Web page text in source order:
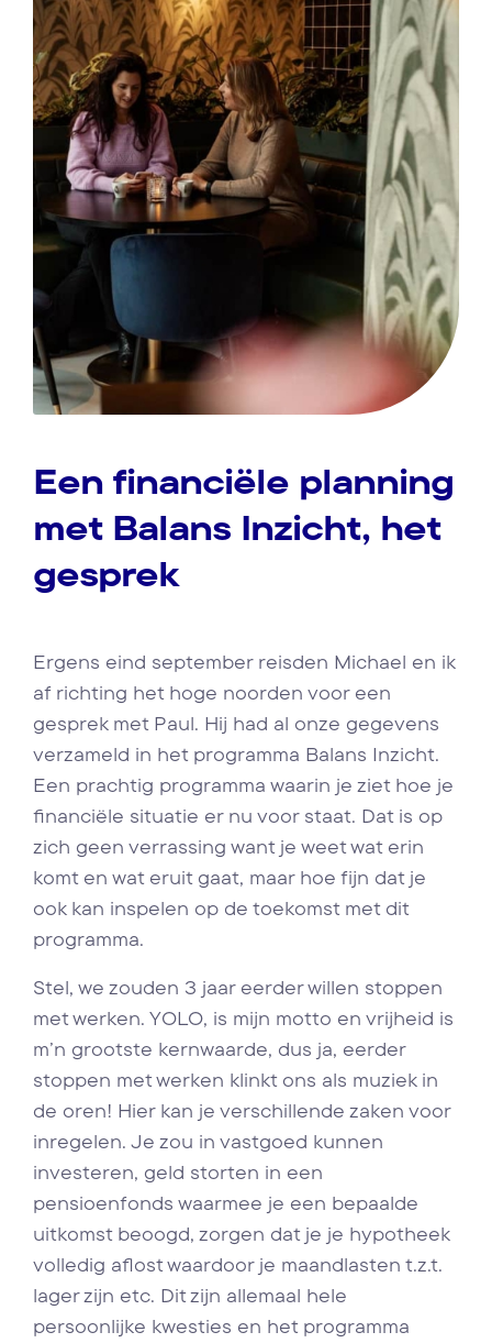
Een financiële planning
met Balans Inzicht, het
gesprek
Ergens eind september reisden Michael en ik
af richting het hoge noorden voor een
gesprek met Paul. Hij had al onze gegevens
verzameld in het programma Balans Inzicht.
Een prachtig programma waarin je ziet hoe je
financiële situatie er nu voor staat. Dat is op
zich geen verrassing want je weet wat erin
komt en wat eruit gaat, maar hoe fijn dat je
ook kan inspelen op de toekomst met dit
programma.
Stel, we zouden 3 jaar eerder willen stoppen
met werken. YOLO, is mijn motto en vrijheid is
m’n grootste kernwaarde, dus ja, eerder
stoppen met werken klinkt ons als muziek in
de oren! Hier kan je verschillende zaken voor
inregelen. Je zou in vastgoed kunnen
investeren, geld storten in een
pensioenfonds waarmee je een bepaalde
uitkomst beoogd, zorgen dat je je hypotheek
volledig aflost waardoor je maandlasten t.z.t.
lager zijn etc. Dit zijn allemaal hele
persoonlijke kwesties en het programma